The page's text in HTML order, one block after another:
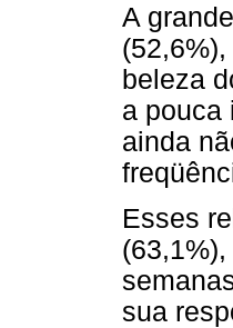
A
beleza
a pouca
ainda
Esses
sua